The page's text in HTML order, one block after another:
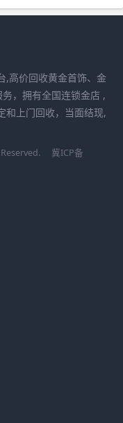
,高价回收黄金首饰、金
，拥有全国连锁金店 ,
和上门回收，当面结现,
冀ICP备